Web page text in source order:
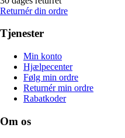
Returnér din ordre
Tjenester
Min konto
Hjælpecenter
Følg min ordre
Returnér min ordre
Rabatkoder
Om os